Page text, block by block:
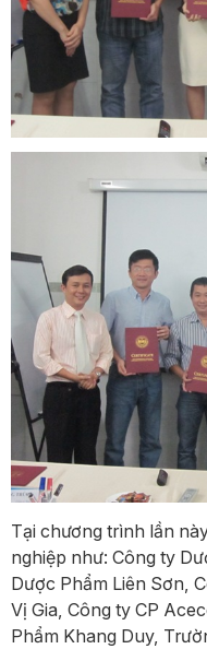
Tại chương trình lần
nghiệp như: Công ty
Dược Phẩm Liên Sơn,
Vị Gia, Công ty CP
Phẩm Khang Duy,